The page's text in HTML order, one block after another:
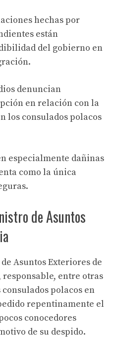
hechas por
están
del gobierno en
denuncian
en relación con la
los consulados polacos
especialmente dañinas
como la única
de Asuntos
Asuntos Exteriores de
entre otras
polacos en
repentinamente el
conocedores
de su despido.